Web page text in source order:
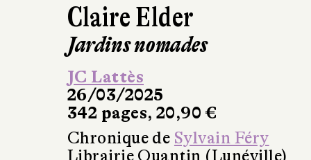
Claire Elder
Jardins nomades
JC Lattès
26/03/2025
342 pages, 20,90 €
Chronique de Sylvain Féry
Librairie Quantin (Lunéville)